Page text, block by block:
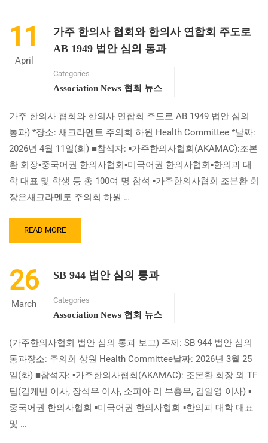
NEEDLING)
법
안
11
April
가주 한의사 협회와 한의사 연합회 주도로
AB 1949 법안 심의 통과
Categories
Association News 협회 뉴스
가주 한의사 협회와 한의사 연합회 주도로 AB 1949 법안 심의
통과) *장소: 새크라멘토 주의회 하원 Health Committee *날짜:
2026년 4월 11일(화) ■참석자: ▪가주한의사협회(AKAMAC):조본
환 회장▪중국어권 한의사협회▪미국어권 한의사협회▪한의과 대
학 대표 및 학생 등 총 100여 명 참석 ▪가주한의사협회 조본환 회
장은새크라멘토 주의회 하원 …
READ
MORE
주
한
의
회
와
한
의
사
연
합
READ MORE
26
March
SB 944 법안 심의 통과
Categories
Association News 협회 뉴스
(가주한의사협회 법안 심의 통과 보고) 주제: SB 944 법안 심의
통과장소: 주의회 상원 Health Committee날짜: 2026년 3월 25
일(화) ■참석자: ▪가주한의사협회(AKAMAC): 조본환 회장 외 TF
팀(김케빈 이사, 장석우 이사, 소피아 리 부총무, 김일영 이사) ▪
중국어권 한의사협회 ▪미국어권 한의사협회 ▪한의과 대학 대표
및 …